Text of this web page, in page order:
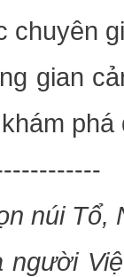
chuyên
gian
núi Tổ,
người